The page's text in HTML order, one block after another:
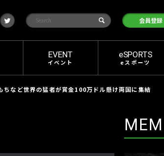
t
w
i
t
検
会員登録
EVENT
イベント
eSPORTS
eスポーツ
など世界の猛者が賞金100万ドル懸け両国に集結